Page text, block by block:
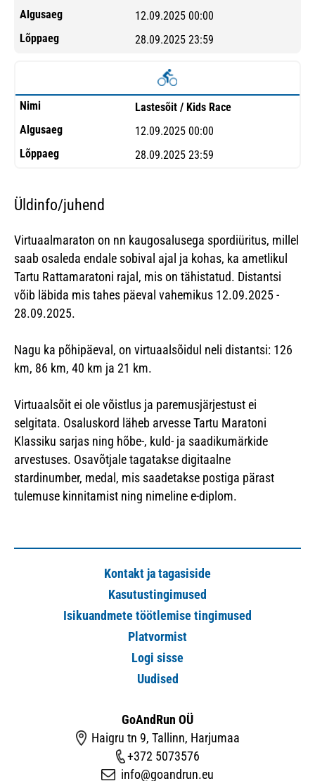
12.09.2025 00:00
28.09.2025 23:59
Lastesõit / Kids Race
12.09.2025 00:00
28.09.2025 23:59
Üldinfo/juhend
Virtuaalmaraton on nn kaug­osalusega spordiüritus, millel
saab osaleda endale sobival ajal ja kohas, ka ametlikul
Tartu Rattamaratoni rajal, mis on tähistatud. Distantsi
võib läbida mis tahes päeval vahemikus 12.09.2025 -
28.09.2025.
Nagu ka põhipäeval, on virtuaalsõidul neli distantsi: 126
km, 86 km, 40 km ja 21 km.
Virtuaalsõit ei ole võistlus ja paremusjärjestust ei
selgitata. Osaluskord läheb arvesse Tartu Maratoni
Klassiku sarjas ning hõbe-, kuld- ja saadikumärkide
arvestuses. Osavõtjale tagatakse digitaalne
stardinumber, medal, mis saadetakse postiga pärast
tulemuse kinnitamist ning nimeline e-diplom.
Kontakt ja tagasiside
Kasutustingimused
Isikuandmete töötlemise tingimused
Platvormist
Logi sisse
Uudised
GoAndRun OÜ
Haigru tn 9, Tallinn, Harjumaa
+372 5073576
info@goandrun.eu